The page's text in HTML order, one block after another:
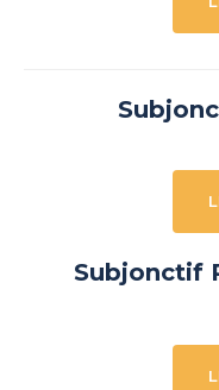
Subjonctif